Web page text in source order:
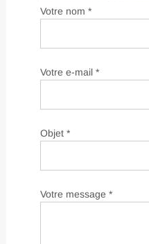
Votre nom *
Votre e-mail *
Objet *
Votre message *